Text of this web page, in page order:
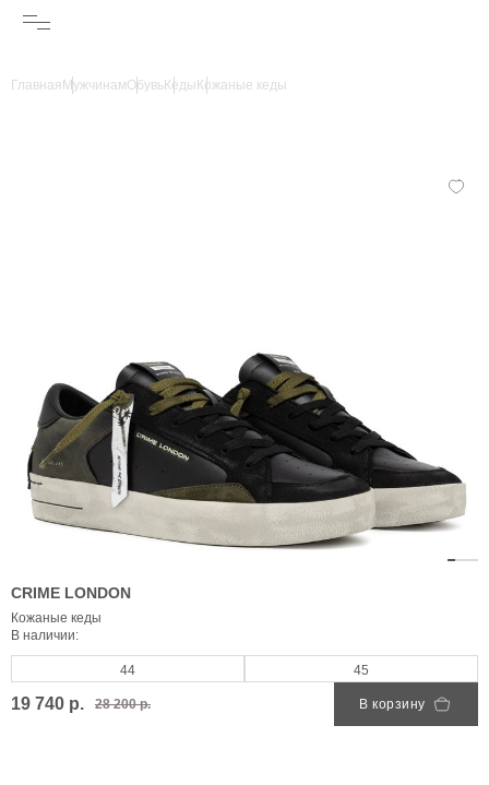
Главная МужчинамОбувьКеды Кожаные кеды
CRIME LONDON
Кожаные кеды
В наличии:
44 45
19 740 р. 28 200 р. В корзину